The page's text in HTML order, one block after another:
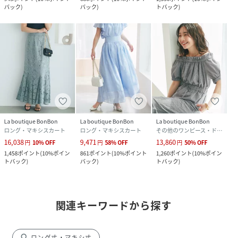
バック)
バック)
トバック)
La boutique BonBon
ロング・マキシスカート
16,038円 10%OFF
1,458ポイント(10%ポイン
トバック)
La boutique BonBon
ロング・マキシスカート
9,471 円 58%OFF
861ポイント(10%ポイント
バック)
La boutique BonBon
その他のワンピース・ドレス
13,860円 50%OFF
1,260ポイント(10%ポイン
トバック)
関連キーワードから探す